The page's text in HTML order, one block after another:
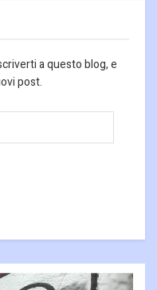
a questo blog, e
post.